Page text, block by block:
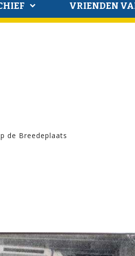
VRIENDEN
de Breedeplaats